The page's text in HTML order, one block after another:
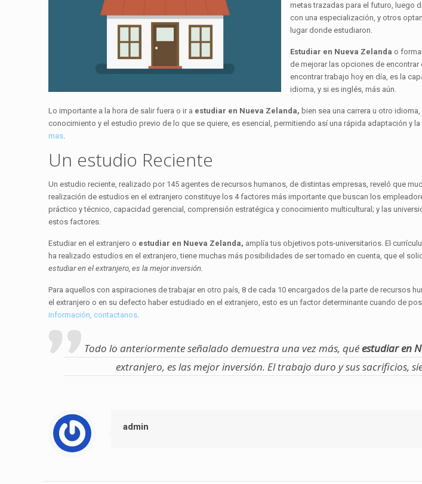
metas trazadas para el futuro, luego
con una especialización, y otros
lugar donde estudiaron.
Estudiar en Nueva Zelanda o
de mejorar las opciones de
encontrar trabajo hoy en día, es la
idioma, y si es inglés, más aún.
Lo importante a la hora de salir fuera o ir a estudiar en Nueva Zelanda, bien sea una carrera u otro
conocimiento y el estudio previo de lo que se quiere, es esencial, permitiendo así una rápida adaptación y
mas.
Un estudio Reciente
Un estudio reciente, realizado por 145 agentes de recursos humanos, de distintas empresas, reveló que
realización de estudios en el extranjero constituye los 4 factores más importante que buscan los
práctico y técnico, capacidad gerencial, comprensión estratégica y conocimiento multicultural; y las
estos factores.
Estudiar en el extranjero o estudiar en Nueva Zelanda, amplía tus objetivos pots-universitarios. El
ha realizado estudios en el extranjero, tiene muchas más posibilidades de ser tomado en cuenta, que el
estudiar en el extranjero, es la mejor inversión.
Para aquellos con aspiraciones de trabajar en otro país, 8 de cada 10 encargados de la parte de recursos
el extranjero o en su defecto haber estudiado en el extranjero, esto es un factor determinante cuando de
información, contactanos.
Todo lo anteriormente señalado demuestra una vez más, quéestudiar en
extranjero, es las mejor inversión. El trabajo duro y sus sacrificios,
admin